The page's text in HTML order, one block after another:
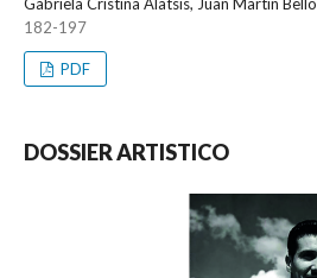
182-197
PDF
DOSSIER ARTISTICO